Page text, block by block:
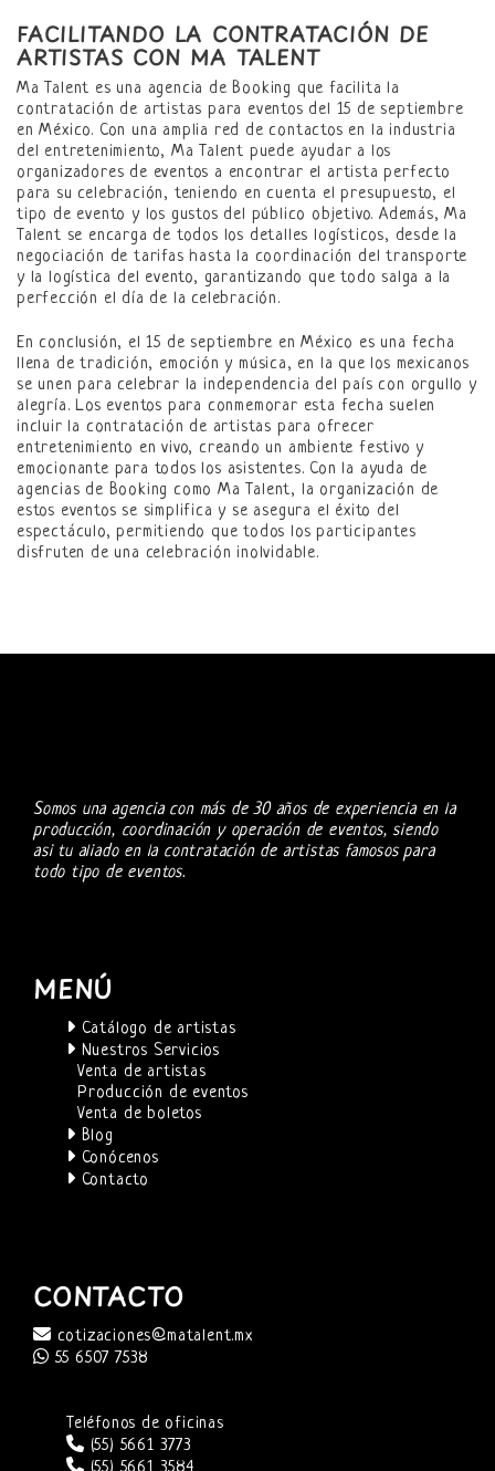
FACILITANDO LA CONTRATACIÓN DE
ARTISTAS CON MA TALENT
Ma Talent es una agencia de Booking que facilita la
contratación de artistas para eventos del 15 de septiembre
en México. Con una amplia red de contactos en la industria
del entretenimiento, Ma Talent puede ayudar a los
organizadores de eventos a encontrar el artista perfecto
para su celebración, teniendo en cuenta el presupuesto, el
tipo de evento y los gustos del público objetivo. Además, Ma
Talent se encarga de todos los detalles logísticos, desde la
negociación de tarifas hasta la coordinación del transporte
y la logística del evento, garantizando que todo salga a la
perfección el día de la celebración.
En conclusión, el 15 de septiembre en México es una fecha
llena de tradición, emoción y música, en la que los mexicanos
se unen para celebrar la independencia del país con orgullo y
alegría. Los eventos para conmemorar esta fecha suelen
incluir la contratación de artistas para ofrecer
entretenimiento en vivo, creando un ambiente festivo y
emocionante para todos los asistentes. Con la ayuda de
agencias de Booking como Ma Talent, la organización de
estos eventos se simplifica y se asegura el éxito del
espectáculo, permitiendo que todos los participantes
disfruten de una celebración inolvidable.
Somos una agencia con más de 30 años de experiencia en la
producción, coordinación y operación de eventos, siendo
asi tu aliado en la contratación de artistas famosos para
todo tipo de eventos.
MENÚ
Catálogo de artistas
Nuestros Servicios
Venta de artistas
Producción de eventos
Venta de boletos
Blog
Conócenos
Contacto
CONTACTO
cotizaciones@matalent.mx
55 6507 7538
Teléfonos de oficinas
(55) 5661 3773